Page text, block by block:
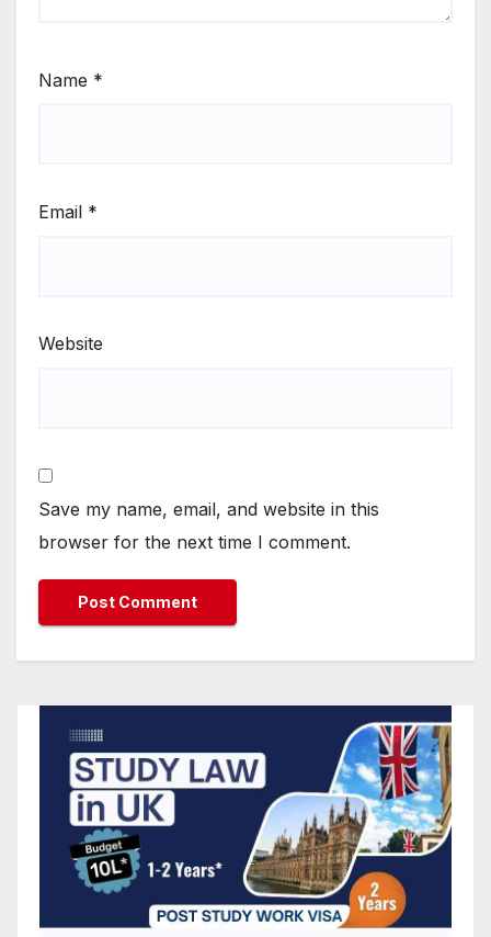
Name *
Email *
Website
Save my name, email, and website in this
browser for the next time I comment.